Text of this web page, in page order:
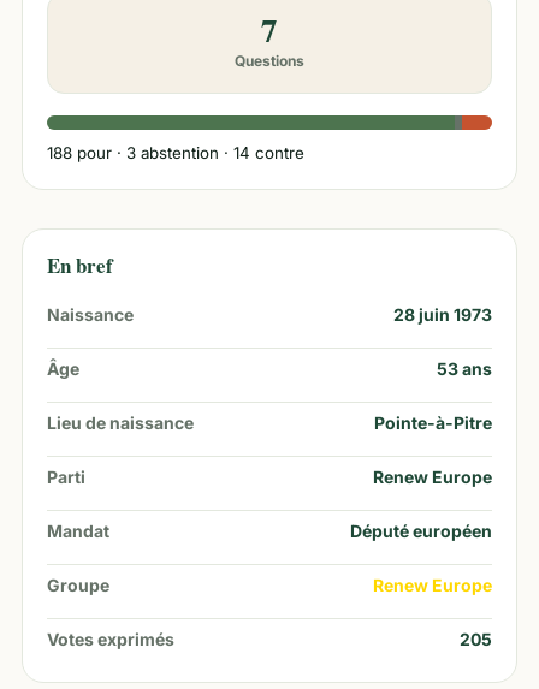
7
Questions
188 pour · 3 abstention · 14 contre
En bref
Naissance 28 juin 1973
Âge 53ans
Lieu de naissance Pointe-à-Pitre
Parti Renew Europe
Mandat Député européen
Groupe Renew Europe
Votes exprimés 205